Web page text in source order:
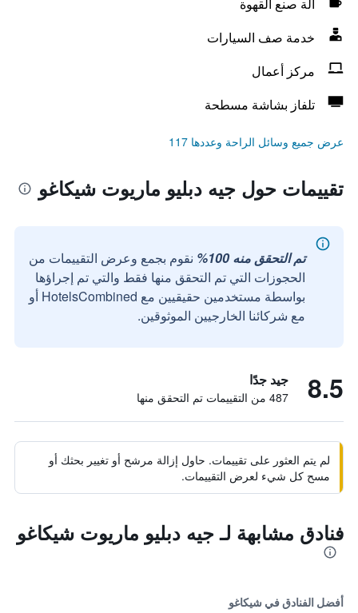
خدمة صف السيارات
مركز أعمال
تلفاز بشاشة مسطحة
عرض جميع وسائل الراحة وعددها 117
تقييمات حول جيه دبليو ماريوت شيكاغو
تم التحقق منه 100%
نقوم بجمع وعرض التقييمات من
الحجوزات التي تم التحقق منها فقط والتي تم إجراؤها
بواسطة مستخدمين حقيقيين مع HotelsCombined أو
مع شركائنا الخارجيين الموثوقين.
8.5 جيد جدًا
487 من التقييمات تم التحقق منها
لم يتم العثور على تقييمات. حاول إزالة مرشح أو تغيير بحثك أو
مسح كل شيء لعرض التقييمات.
فنادق مشابهة لـ جيه دبليو ماريوت شيكاغو
أفضل الفنادق في شيكاغو